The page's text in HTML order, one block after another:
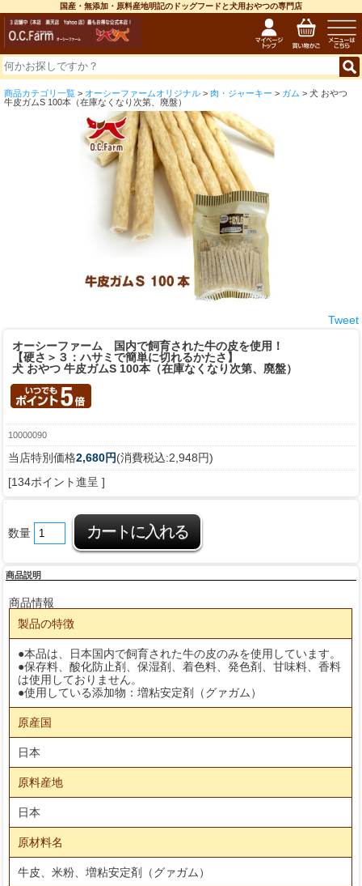
国産・無添加・原料産地明記のドッグフードと犬用おやつの専門店
商品カテゴリ一覧 > オーシーファームオリジナル > 肉・ジャーキー > ガム > 犬 おやつ
牛皮ガムS 100本（在庫なくなり次第、廃盤）
Tweet
オーシーファーム 国内で飼育された牛の皮を使用！
【硬さ＞３：ハサミで簡単に切れるかたさ】
犬 おやつ 牛皮ガムS 100本（在庫なくなり次第、廃盤）
10000090
当店特別価格2,680円(消費税込:2,948円)
[134ポイント進呈 ]
数量
商品説明
商品情報
製品の特徴
●本品は、日本国内で飼育された牛の皮のみを使用しています。
●保存料、酸化防止剤、保湿剤、着色料、発色剤、甘味料、香料
は使用しておりません。
●使用している添加物：増粘安定剤（グァガム）
原産国
日本
原料産地
日本
原材料名
牛皮、米粉、増粘安定剤（グァガム）